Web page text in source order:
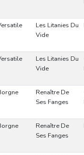
Les Litanies Du
Vide
Les Litanies Du
Vide
Renaître De
Ses Fanges
Renaître De
Ses Fanges